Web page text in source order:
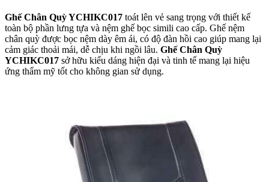
Ghế Chân Quỳ YCHIKC017 toát lên vẻ sang trọng với thiết kế
toàn bộ phần lưng tựa và nệm ghế bọc simili cao cấp. Ghế nệm
chân quỳ được bọc nệm dày êm ái, có độ đàn hồi cao giúp mang lại
cảm giác thoải mái, dễ chịu khi ngồi lâu. Ghế Chân Quỳ
YCHIKC017 sở hữu kiểu dáng hiện đại và tinh tế mang lại hiệu
ứng thẩm mỹ tốt cho không gian sử dụng.